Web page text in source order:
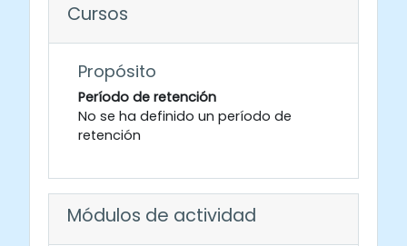
Cursos
Propósito
Período de retención
No se ha definido un período de
retención
Módulos de actividad